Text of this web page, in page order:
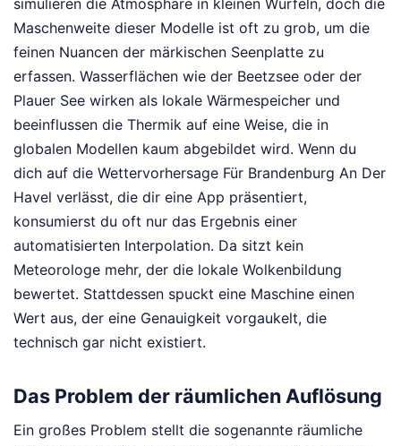
simulieren die Atmosphäre in kleinen Würfeln, doch die
Maschenweite dieser Modelle ist oft zu grob, um die
feinen Nuancen der märkischen Seenplatte zu
erfassen. Wasserflächen wie der Beetzsee oder der
Plauer See wirken als lokale Wärmespeicher und
beeinflussen die Thermik auf eine Weise, die in
globalen Modellen kaum abgebildet wird. Wenn du
dich auf die Wettervorhersage Für Brandenburg An Der
Havel verlässt, die dir eine App präsentiert,
konsumierst du oft nur das Ergebnis einer
automatisierten Interpolation. Da sitzt kein
Meteorologe mehr, der die lokale Wolkenbildung
bewertet. Stattdessen spuckt eine Maschine einen
Wert aus, der eine Genauigkeit vorgaukelt, die
technisch gar nicht existiert.
Das Problem der räumlichen Auflösung
Ein großes Problem stellt die sogenannte räumliche